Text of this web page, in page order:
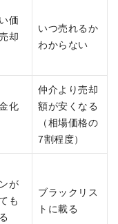
価
却
いつ売れるか
わからない
化
仲介より売却
額が安くなる
（相場価格の
7割程度）
が
も
ブラックリス
トに載る